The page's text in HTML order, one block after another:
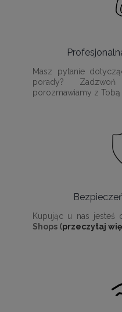
Masz pytanie
porady?
porozmawiamy z Tobą
Kupując u nas jesteś
Shops (przeczytaj